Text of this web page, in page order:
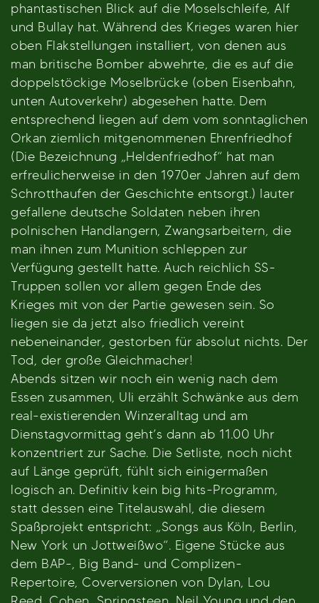
phantastischen Blick auf die Moselschleife, Alf
und Bullay hat. Während des Krieges waren hier
oben Flakstellungen installiert, von denen aus
man britische Bomber abwehrte, die es auf die
doppelstöckige Moselbrücke (oben Eisenbahn,
unten Autoverkehr) abgesehen hatte. Dem
entsprechend liegen auf dem vom sonntaglichen
Orkan ziemlich mitgenommenen Ehrenfriedhof
(Die Bezeichnung „Heldenfriedhof“ hat man
erfreulicherweise in den 1970er Jahren auf dem
Schrotthaufen der Geschichte entsorgt.) lauter
gefallene deutsche Soldaten neben ihren
polnischen Handlangern, Zwangsarbeitern, die
man ihnen zum Munition schleppen zur
Verfügung gestellt hatte. Auch reichlich SS-
Truppen sollen vor allem gegen Ende des
Krieges mit von der Partie gewesen sein. So
liegen sie da jetzt also friedlich vereint
nebeneinander, gestorben für absolut nichts. Der
Tod, der große Gleichmacher!
Abends sitzen wir noch ein wenig nach dem
Essen zusammen, Uli erzählt Schwänke aus dem
real-existierenden Winzeralltag und am
Dienstagvormittag geht’s dann ab 11.00 Uhr
konzentriert zur Sache. Die Setliste, noch nicht
auf Länge geprüft, fühlt sich einigermaßen
logisch an. Definitiv kein big hits-Programm,
statt dessen eine Titelauswahl, die diesem
Spaßprojekt entspricht: „Songs aus Köln, Berlin,
New York un Jottweißwo“. Eigene Stücke aus
dem BAP-, Big Band- und Complizen-
Repertoire, Coverversionen von Dylan, Lou